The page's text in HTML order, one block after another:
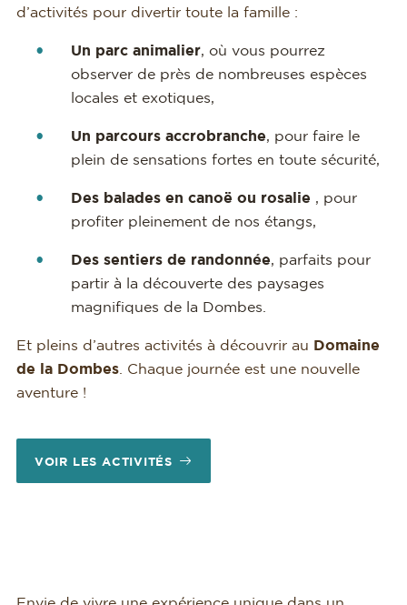
d’activités pour divertir toute la famille :
Un parc animalier, où vous pourrez
observer de près de nombreuses espèces
locales et exotiques,
Un parcours accrobranche, pour faire le
plein de sensations fortes en toute sécurité,
Des balades en canoë ou rosalie , pour
profiter pleinement de nos étangs,
Des sentiers de randonnée, parfaits pour
partir à la découverte des paysages
magnifiques de la Dombes.
Et pleins d’autres activités à découvrir au Domaine
de la Dombes. Chaque journée est une nouvelle
aventure !
VOIR LES ACTIVITÉS